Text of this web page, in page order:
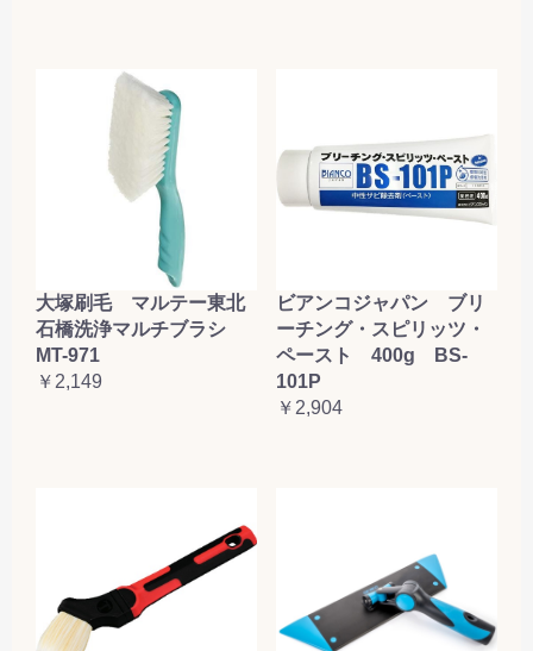
大塚刷毛 マルテー東北
石橋洗浄マルチブラシ
MT-971
￥2,149
ビアンコジャパン ブリ
ーチング・スピリッツ・
ペースト 400g BS-
101P
￥2,904